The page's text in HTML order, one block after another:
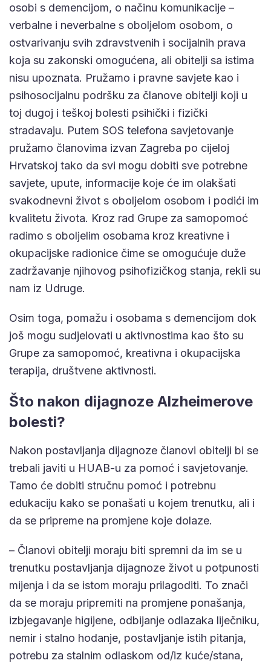
osobi s demencijom, o načinu komunikacije –
verbalne i neverbalne s oboljelom osobom, o
ostvarivanju svih zdravstvenih i socijalnih prava
koja su zakonski omogućena, ali obitelji sa istima
nisu upoznata. Pružamo i pravne savjete kao i
psihosocijalnu podršku za članove obitelji koji u
toj dugoj i teškoj bolesti psihički i fizički
stradavaju. Putem SOS telefona savjetovanje
pružamo članovima izvan Zagreba po cijeloj
Hrvatskoj tako da svi mogu dobiti sve potrebne
savjete, upute, informacije koje će im olakšati
svakodnevni život s oboljelom osobom i podići im
kvalitetu života. Kroz rad Grupe za samopomoć
radimo s oboljelim osobama kroz kreativne i
okupacijske radionice čime se omogućuje duže
zadržavanje njihovog psihofizičkog stanja, rekli su
nam iz Udruge.
Osim toga, pomažu i osobama s demencijom dok
još mogu sudjelovati u aktivnostima kao što su
Grupe za samopomoć, kreativna i okupacijska
terapija, društvene aktivnosti.
Što nakon dijagnoze Alzheimerove
bolesti?
Nakon postavljanja dijagnoze članovi obitelji bi se
trebali javiti u HUAB-u za pomoć i savjetovanje.
Tamo će dobiti stručnu pomoć i potrebnu
edukaciju kako se ponašati u kojem trenutku, ali i
da se pripreme na promjene koje dolaze.
– Članovi obitelji moraju biti spremni da im se u
trenutku postavljanja dijagnoze život u potpunosti
mijenja i da se istom moraju prilagoditi. To znači
da se moraju pripremiti na promjene ponašanja,
izbjegavanje higijene, odbijanje odlazaka liječniku,
nemir i stalno hodanje, postavljanje istih pitanja,
potrebu za stalnim odlaskom od/iz kuće/stana,